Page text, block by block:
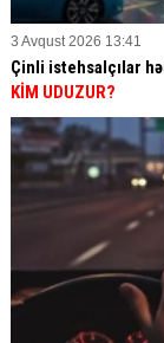
3 Avqust 2026 13:41
Çinli istehsalçılar
KİM UDUZUR?